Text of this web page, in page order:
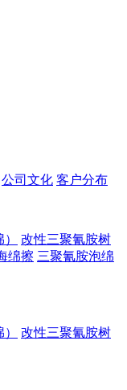
公司文化 客户分布
改性三聚氰胺树
绵擦 三聚氰胺泡绵
改性三聚氰胺树